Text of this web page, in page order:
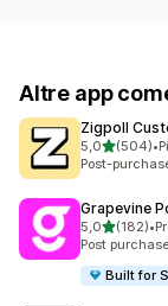
Altre app
Zigpoll
5,0stelle su 5
(504)
504 •
Post-
Grapevine
5,0stelle su 5
(182)
182 •
Post
Built for